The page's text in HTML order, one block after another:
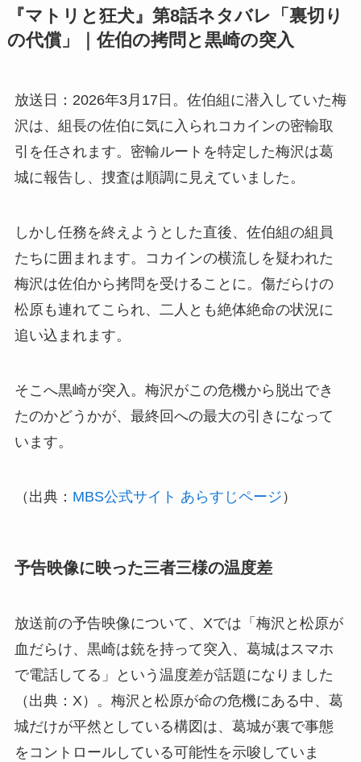
『マトリと狂犬』第8話ネタバレ「裏切り
の代償」｜佐伯の拷問と黒崎の突入
放送日：2026年3月17日。佐伯組に潜入していた梅
沢は、組長の佐伯に気に入られコカインの密輸取
引を任されます。密輸ルートを特定した梅沢は葛
城に報告し、捜査は順調に見えていました。
しかし任務を終えようとした直後、佐伯組の組員
たちに囲まれます。コカインの横流しを疑われた
梅沢は佐伯から拷問を受けることに。傷だらけの
松原も連れてこられ、二人とも絶体絶命の状況に
追い込まれます。
そこへ黒崎が突入。梅沢がこの危機から脱出でき
たのかどうかが、最終回への最大の引きになって
います。
（出典： MBS公式サイト あらすじページ ）
予告映像に映った三者三様の温度差
放送前の予告映像について、Xでは「梅沢と松原が
血だらけ、黒崎は銃を持って突入、葛城はスマホ
で電話してる」という温度差が話題になりました
（出典：X）。梅沢と松原が命の危機にある中、葛
城だけが平然としている構図は、葛城が裏で事態
をコントロールしている可能性を示唆していま